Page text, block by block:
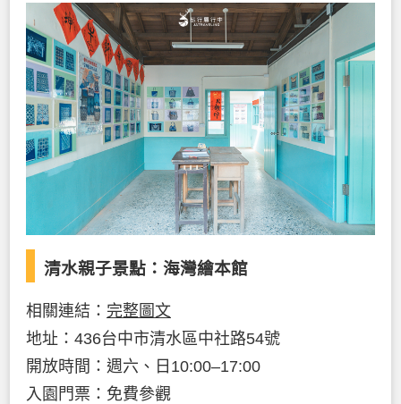
清水親子景點：海灣繪本館
相關連結： 完整圖文
地址：436台中市清水區中社路54號
開放時間：週六、日10:00–17:00
入園門票：免費參觀